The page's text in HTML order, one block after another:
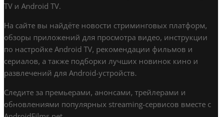
TV и Android TV.
На сайте вы найдёте новости стриминговых платформ,
обзоры приложений для просмотра видео, инструкции
по настройке Android TV, рекомендации фильмов и
сериалов, а также подборки лучших новинок кино и
развлечений для Android-устройств.
Следите за премьерами, анонсами, трейлерами и
обновлениями популярных streaming-сервисов вместе с